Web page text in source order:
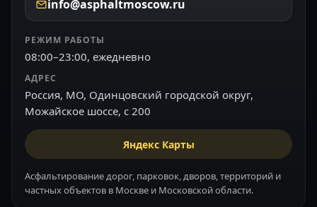
info@asphaltmoscow.ru
РЕЖИМ РАБОТЫ
08:00–23:00, ежедневно
АДРЕС
Россия, МО, Одинцовский городской округ,
Можайское шоссе, с 200
Яндекс Карты
Асфальтирование дорог, парковок, дворов, территорий и
частных объектов в Москве и Московской области.